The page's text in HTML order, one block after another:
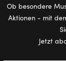
Ob besondere
Aktionen - mit
Jetzt